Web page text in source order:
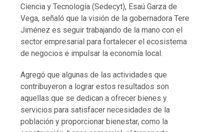
Ciencia y Tecnología (Sedecyt), Esaú Garza de
Vega, señaló que la visión de la gobernadora Tere
Jiménez es seguir trabajando de la mano con el
sector empresarial para fortalecer el ecosistema
de negocios e impulsar la economía local.
Agregó que algunas de las actividades que
contribuyeron a lograr estos resultados son
aquellas que se dedican a ofrecer bienes y
servicios para satisfacer necesidades de la
población y proporcionar bienestar, como la